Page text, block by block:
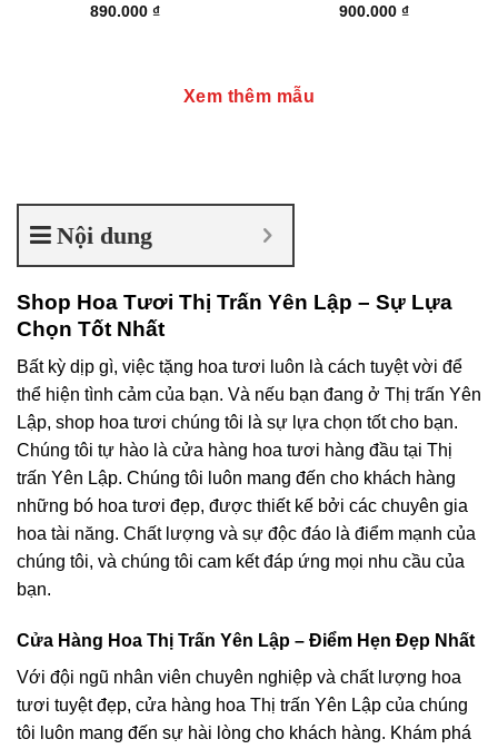
890.000 ₫
900.000 ₫
Xem thêm mẫu
Nội dung
Shop Hoa Tươi Thị Trấn Yên Lập – Sự Lựa
Chọn Tốt Nhất
Bất kỳ dịp gì, việc tặng hoa tươi luôn là cách tuyệt vời để
thể hiện tình cảm của bạn. Và nếu bạn đang ở Thị trấn Yên
Lập, shop hoa tươi chúng tôi là sự lựa chọn tốt cho bạn.
Chúng tôi tự hào là cửa hàng hoa tươi hàng đầu tại Thị
trấn Yên Lập. Chúng tôi luôn mang đến cho khách hàng
những bó hoa tươi đẹp, được thiết kế bởi các chuyên gia
hoa tài năng. Chất lượng và sự độc đáo là điểm mạnh của
chúng tôi, và chúng tôi cam kết đáp ứng mọi nhu cầu của
bạn.
Cửa Hàng Hoa Thị Trấn Yên Lập – Điểm Hẹn Đẹp Nhất
Với đội ngũ nhân viên chuyên nghiệp và chất lượng hoa
tươi tuyệt đẹp, cửa hàng hoa Thị trấn Yên Lập của chúng
tôi luôn mang đến sự hài lòng cho khách hàng. Khám phá